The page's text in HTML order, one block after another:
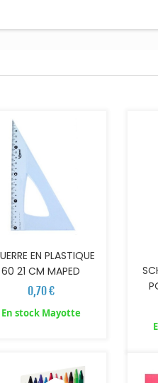
EN PLASTIQUE
60 21 CM MAPED
0,70 €
En stock Mayotte
AJOUTER AU PANIER